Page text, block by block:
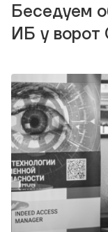
Беседуем
ИБ у ворот